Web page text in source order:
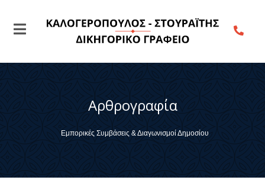
Αρθρογραφία
Εμπορικές Συμβάσεις & Διαγωνισμοί Δημοσίου